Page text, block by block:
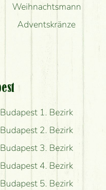
Weihnachtsmann
Adventskränze
1. Bezirk
2. Bezirk
3. Bezirk
4. Bezirk
5. Bezirk